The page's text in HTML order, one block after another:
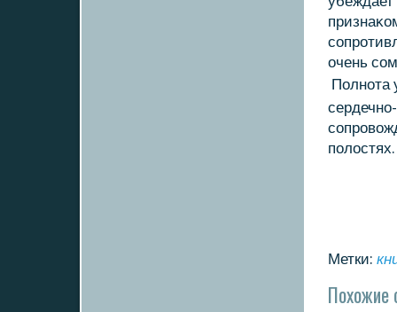
очень
Полнота
полοстях.
Метки:
Похожие